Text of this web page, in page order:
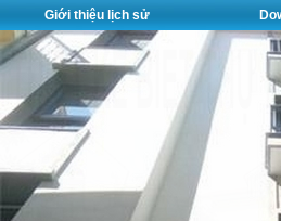
Giới thiệu lịch sử